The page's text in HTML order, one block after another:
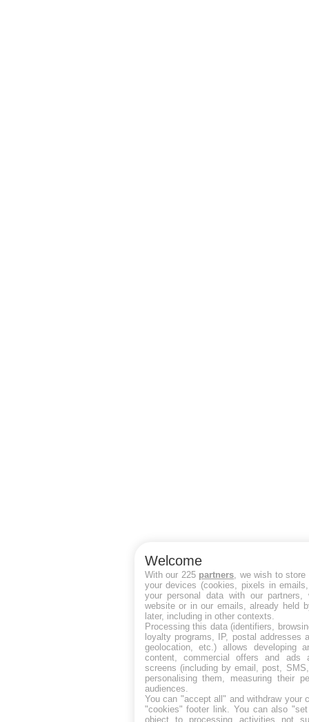
Welcome
With our 225 partners , we wish to
your devices (cookies, pixels in
your personal data with our partners,
website or in our emails, already held
later, including in other contexts.
Processing this data (identifiers,
loyalty programs, IP, postal addresses
geolocation, etc.) allows developing
content, commercial offers and ads
screens (including by email, post,
personalising them, measuring their
audiences.
You can "accept all" and withdraw your
"cookies" footer link . You can also
object to processing activities not